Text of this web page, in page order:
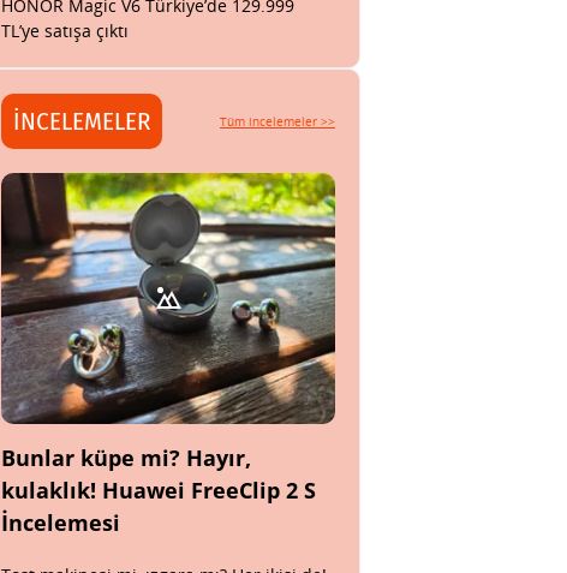
HONOR Magic V6 Türkiye’de 129.999
TL’ye satışa çıktı
İNCELEMELER Tüm incelemeler >>
Bunlar küpe mi? Hayır,
kulaklık! Huawei FreeClip 2 S
İncelemesi